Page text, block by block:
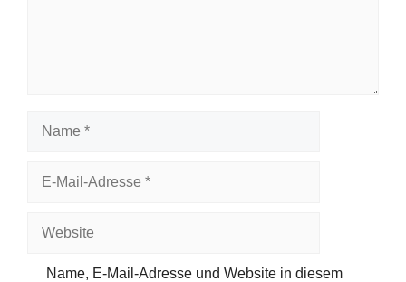
Name, E-Mail-Adresse und Website in diesem